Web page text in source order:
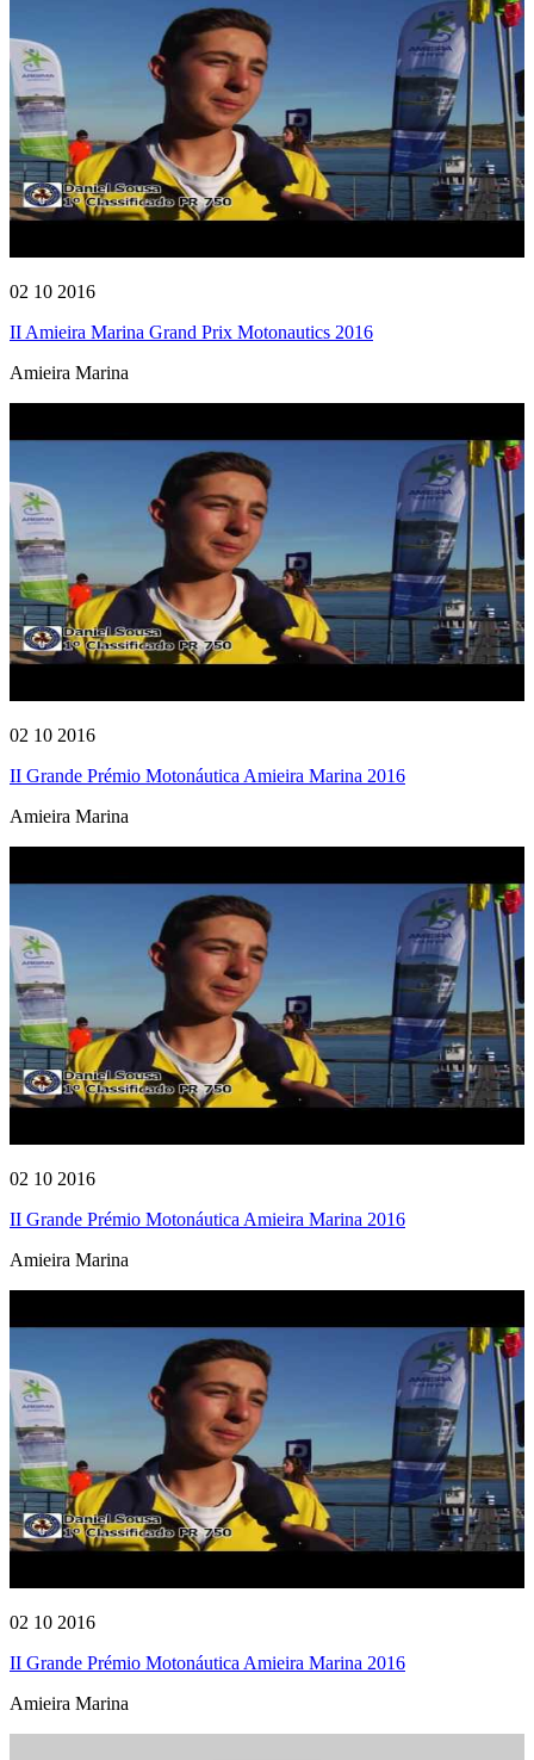
02 10 2016
II Amieira Marina Grand Prix Motonautics 2016
Amieira Marina
02 10 2016
II Grande Prémio Motonáutica Amieira Marina 2016
Amieira Marina
02 10 2016
II Grande Prémio Motonáutica Amieira Marina 2016
Amieira Marina
02 10 2016
II Grande Prémio Motonáutica Amieira Marina 2016
Amieira Marina